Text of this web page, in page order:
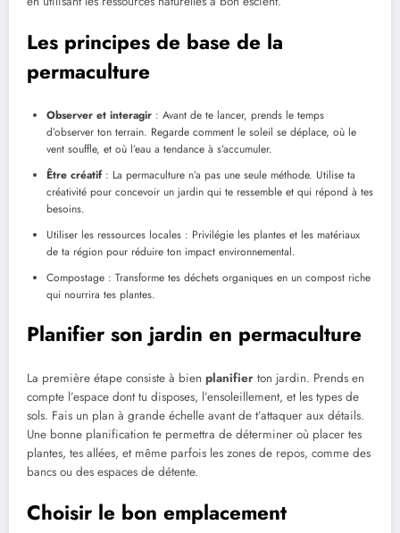
Les principes de base de la
permaculture
Observer et interagir : Avant de te lancer, prends le temps
d’observer ton terrain. Regarde comment le soleil se déplace, où le
vent souffle, et où l’eau a tendance à s’accumuler.
Être créatif: La permaculture n’a pas une seule méthode. Utilise ta
créativité pour concevoir un jardin qui te ressemble et qui répond à tes
besoins.
Utiliser les ressources locales : Privilégie les plantes et les matériaux
de ta région pour réduire ton impact environnemental.
Compostage : Transforme tes déchets organiques en un compost riche
qui nourrira tes plantes.
Planifier son jardin en permaculture
La première étape consiste à bien planifier ton jardin. Prends en
compte l’espace dont tu disposes, l’ensoleillement, et les types de
sols. Fais un plan à grande échelle avant de t’attaquer aux détails.
Une bonne planification te permettra de déterminer où placer tes
plantes, tes allées, et même parfois les zones de repos, comme des
bancs ou des espaces de détente.
Choisir le bon emplacement